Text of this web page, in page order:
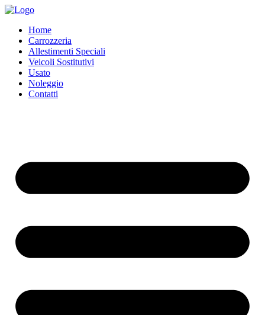
Home
Carrozzeria
Allestimenti Speciali
Veicoli Sostitutivi
Usato
Noleggio
Contatti